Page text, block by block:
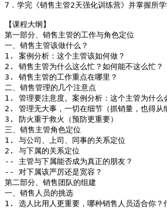
7．学完《销售主管2天强化训练营》并掌握所
【课程大纲】
第一部分、销售主管的工作与角色定位
一、销售主管该做什么？
1. 案例分析：这个主管该如何做？
2. 销售主管为什么这么忙？如何能不这么忙？
3. 销售主管的工作重点在哪里？
二、销售管理的几个注意点
1. 管理要注意度。案例分析：这个主管为什
2. 管理无大事，一切在细节（抓销量，也得从
3. 防火重于救火（预防更重要）
三、销售主管角色定位
1. 与公司、上司、同事的关系定位
2. 与下属的关系定位
-- 主管与下属能否成为真正的朋友？
-- 对下属该严厉还是宽容？
第二部分、销售团队的组建
一、销售人员的挑选
1. 选人比用人更重要，哪种销售人员适合你？